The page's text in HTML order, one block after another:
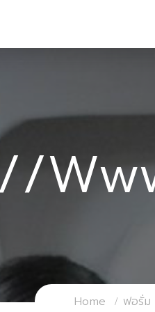
Home ฟอรั่ม